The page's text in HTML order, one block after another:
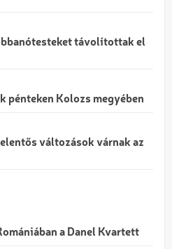
távolítottak el
pénteken Kolozs megyében
változások várnak az
a Danel Kvartett